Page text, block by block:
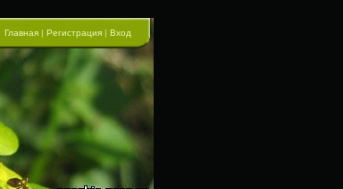
Главная | Регистрация | Вход